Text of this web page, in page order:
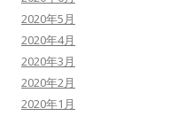
2020年5月
2020年4月
2020年3月
2020年2月
2020年1月